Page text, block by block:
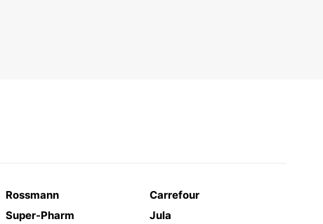
Rossmann
Carrefour
Super-Pharm
Jula